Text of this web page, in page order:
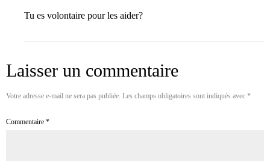
Tu es volontaire pour les aider?
Laisser un commentaire
Votre adresse e-mail ne sera pas publiée. Les champs obligatoires sont indiqués avec *
Commentaire *